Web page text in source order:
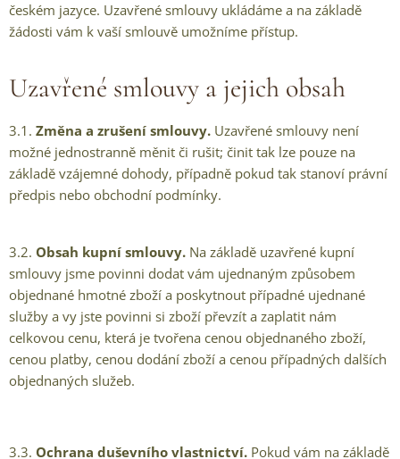
českém jazyce. Uzavřené smlouvy ukládáme a na základě
žádosti vám k vaší smlouvě umožníme přístup.
Uzavřené smlouvy a jejich obsah
3.1. Změna a zrušení smlouvy. Uzavřené smlouvy není
možné jednostranně měnit či rušit; činit tak lze pouze na
základě vzájemné dohody, případně pokud tak stanoví právní
předpis nebo obchodní podmínky.
3.2. Obsah kupní smlouvy. Na základě uzavřené kupní
smlouvy jsme povinni dodat vám ujednaným způsobem
objednané hmotné zboží a poskytnout případné ujednané
služby a vy jste povinni si zboží převzít a zaplatit nám
celkovou cenu, která je tvořena cenou objednaného zboží,
cenou platby, cenou dodání zboží a cenou případných dalších
objednaných služeb.
3.3. Ochrana duševního vlastnictví. Pokud vám na základě